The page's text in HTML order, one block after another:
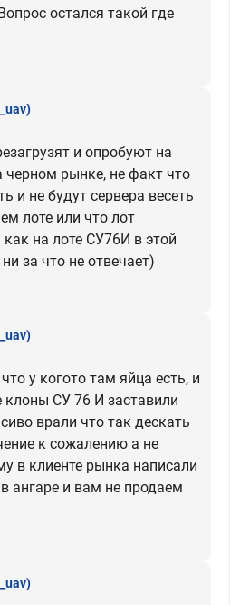
остался такой где
и опробуют на
черном рынке, не факт что
и не будут сервера весеть
лоте или что лот
на лоте СУ76И в этой
за что не отвечает)
у когото там яйца есть, и
клоны СУ 76 И заставили
врали что так дескать
к сожалению а не
в клиенте рынка написали
ангаре и вам не продаем